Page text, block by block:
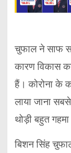
चुफाल ने साफ
कारण विकास
हैं। कोरोना के
लाया जाना
थोड़ी बहुत
बिशन सिंह